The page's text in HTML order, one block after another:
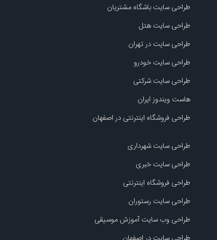
طراحی سایت باشگاه مشتریان
طراحی سایت هتل
طراحی سایت در تهران
طراحی سایت خودرو
طراحی سایت شرکتی
هاست ویندوز ایران
طراحی فروشگاه اینترنتی در اصفهان
طراحی سایت شهرداری
طراحی سایت خبری
طراحی فروشگاه اینترنتی
طراحی سایت رستوران
طراحی وب سایت آموزش موسیقی